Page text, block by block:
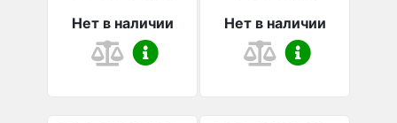
Нет в наличии Нет в наличии